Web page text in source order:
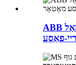
ABB סעריע נאָרמאַל B3 אַלומינום גוף